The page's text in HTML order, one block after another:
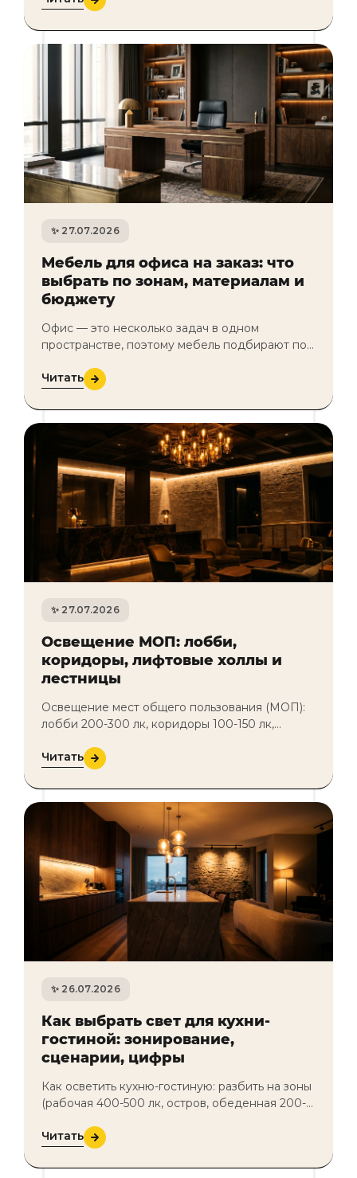
27.07.2026
Мебель для офиса на заказ: что
выбрать по зонам, материалам и
бюджету
Офис — это несколько задач в одном
пространстве, поэтому мебель подбирают по
ресепшн, кабинет руководителя. На заказ её
Читать
27.07.2026
Освещение МОП: лобби,
коридоры, лифтовые холлы и
лестницы
Освещение мест общего пользования (МОП):
лобби 200-300 лк, коридоры 100-150 лк,
паркинг 75-100 лк. Плюс аварийное освеще…
Читать
26.07.2026
Как выбрать свет для кухни-
гостиной: зонирование,
сценарии, цифры
Как осветить кухню-гостиную: разбить на зоны
(рабочая 400-500 лк, остров, обеденная 200-
температурой 2700-3000 К и развест…
Читать